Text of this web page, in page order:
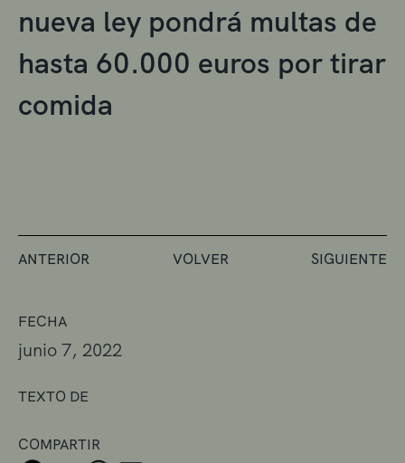
FECHA
junio 7, 2022
TEXTO DE
COMPARTIR
nueva ley pondrá multas de
hasta 60.000 euros por tirar
comida
ANTERIOR VOLVER SIGUIENTE